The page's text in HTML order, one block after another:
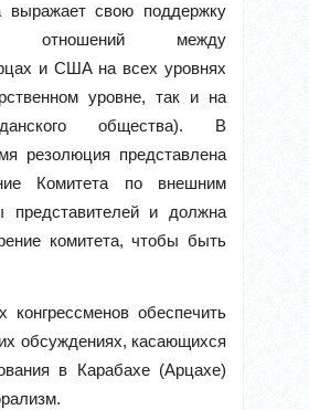
выражает свою поддержку
отношений между
и США на всех уровнях
уровне, так и на
общества). В
резолюция представлена
Комитета по внешним
представителей и должна
комитета, чтобы быть
обеспечить
обсуждениях, касающихся
в Карабахе (Арцахе)